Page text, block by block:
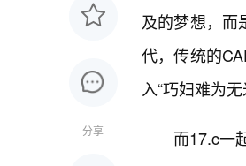
分享
及的梦想，而
代，传统的
入“巧妇难为无
而17.c一